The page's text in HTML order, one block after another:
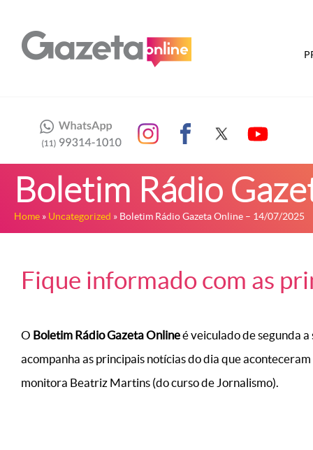
Boletim Rádio
Home » Uncategorized » Boletim Rádio Gazeta Online – 14/07/2025
Fique informado com as
O Boletim Rádio Gazeta Onlineé veiculado de segunda
acompanha as principais notícias do dia que
monitora Beatriz Martins (do curso de Jornalismo).